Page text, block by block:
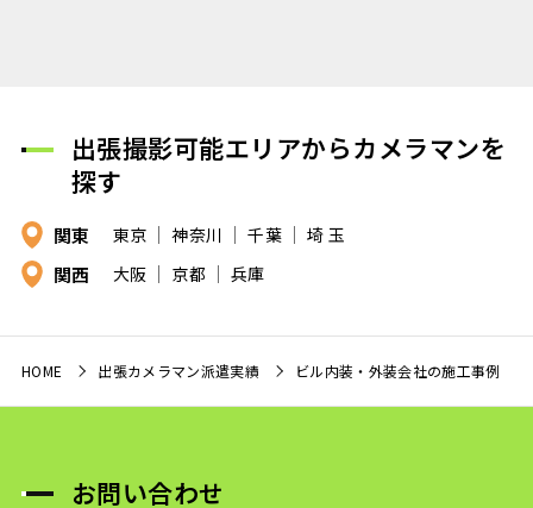
出張撮影可能エリアからカメラマンを
探す
関東 東京 神奈川 千葉 埼 玉
関西 大阪 京都 兵庫
HOME 出張カメラマン派遣実績 ビル内装・外装会社の施工事例
お問い合わせ